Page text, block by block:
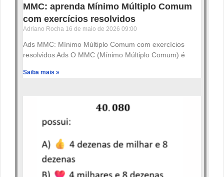
MMC: aprenda Mínimo Múltiplo Comum
com exercícios resolvidos
Adriano Rocha 16 de maio de 2026 09:00
Ads MMC: Mínimo Múltiplo Comum com exercícios
resolvidos Ads O MMC (Mínimo Múltiplo Comum) é
Saiba mais »